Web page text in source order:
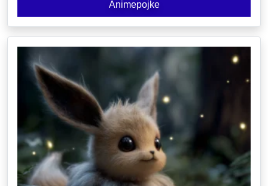
Animepojke